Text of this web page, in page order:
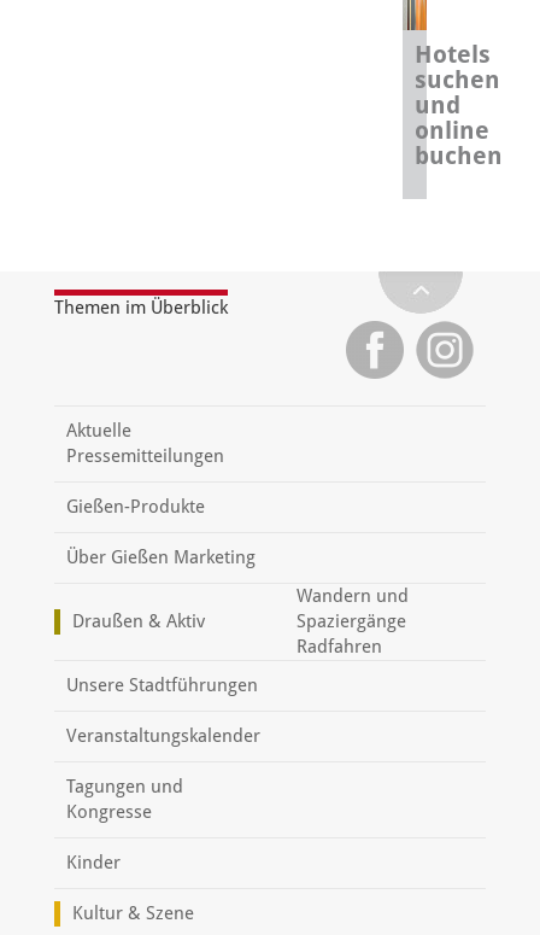
Hotels
suchen
und
online
buchen
Themen im Überblick
Aktuelle
Pressemitteilungen
Gießen-Produkte
Über Gießen Marketing
Draußen & Aktiv
Wandern und
Spaziergänge
Radfahren
Unsere Stadtführungen
Veranstaltungskalender
Tagungen und
Kongresse
Kinder
Kultur & Szene